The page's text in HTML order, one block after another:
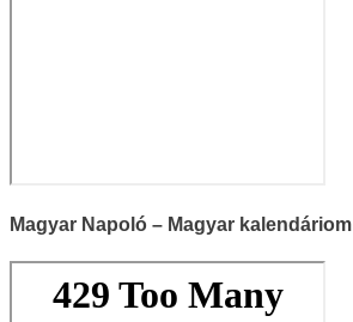
Magyar Napoló – Magyar kalendáriom